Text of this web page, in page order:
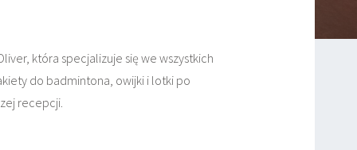
która specjalizuje się we wszystkich
do badmintona, owijki i lotki po
recepcji.